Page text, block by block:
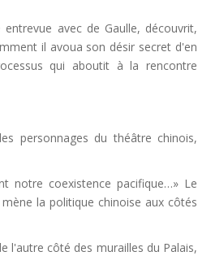
avec de Gaulle, découvrit,
il avoua son désir secret d'en
qui aboutit à la rencontre
personnages du théâtre chinois,
notre coexistence pacifique…» Le
la politique chinoise aux côtés
l'autre côté des murailles du Palais,